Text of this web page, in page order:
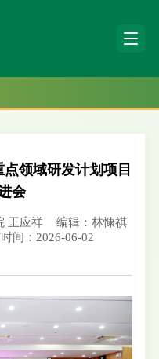
领域研发计划项目
会
王应祥
编辑：林慷祺
间：2026-06-02